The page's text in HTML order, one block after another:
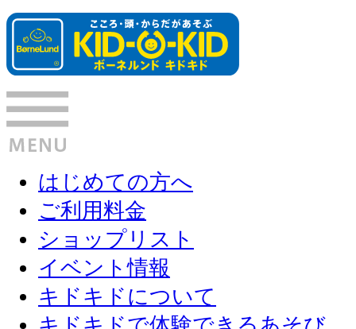
はじめての方へ
ご利用料金
ショップリスト
イベント情報
キドキドについて